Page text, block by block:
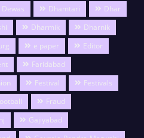
Dewas Dhamtari
Dhar
Dharmik
Dharnik
e paper
Editor
Faridabad
Festival
Festivals
Fraud
Gajiyabad